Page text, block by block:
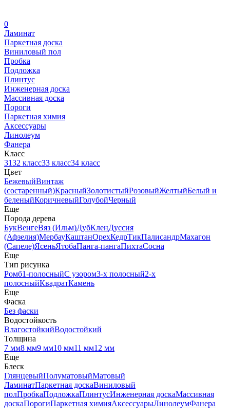
0
Ламинат
Паркетная доска
Виниловый пол
Пробка
Подложка
Плинтус
Инженерная доска
Массивная доска
Пороги
Паркетная химия
Аксессуары
Линолеум
Фанера
Класс
3132 класс33 класс34 класс
Цвет
БежевыйВинтаж
(состаренный)КрасныйЗолотистыйРозовыйЖелтыйБелый и
беленыйКоричневыйГолубойЧерный
Еще
Порода дерева
БукВенгеВяз (Ильм)ДубКленДуссия
(Афзелия)МербауКаштанОрехКедрТикПалисандрМахагон
(Сапеле)ЯсеньЯтобаПанга-пангаПихтаСосна
Еще
Тип рисунка
Ромб1-полосныйС узором3-х полосный2-х
полосныйКвадратКамень
Еще
Фаска
Без фаски
Водостойкость
ВлагостойкийВодостойкий
Толщина
7 мм8 мм9 мм10 мм11 мм12 мм
Еще
Блеск
ГлянцевыйПолуматовыйМатовый
ЛаминатПаркетная доскаВиниловый
полПробкаПодложкаПлинтусИнженерная доскаМассивная
доскаПорогиПаркетная химияАксессуарыЛинолеумФанера